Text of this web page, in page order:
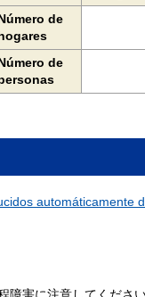
de
de
automáticamente
障害に注意してくださ